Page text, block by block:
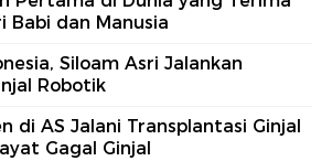
Babi dan Manusia
Siloam Asri Jalankan
Robotik
di AS Jalani Transplantasi Ginjal
Gagal Ginjal